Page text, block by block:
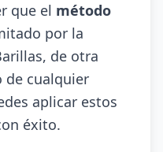
que el método
por la
de otra
de cualquier
aplicar estos
éxito.